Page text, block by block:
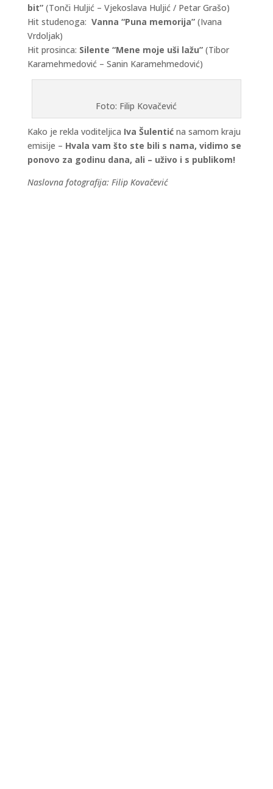
bit” (Tonči Huljić – Vjekoslava Huljić / Petar Grašo)
Hit studenoga: Vanna “Puna memorija” (Ivana
Vrdoljak)
Hit prosinca: Silente “Mene moje uši lažu” (Tibor
Karamehmedović – Sanin Karamehmedović)
Foto: Filip Kovačević
Kako je rekla voditeljica Iva Šulentić na samom kraju
emisije – Hvala vam što ste bili s nama, vidimo se
ponovo za godinu dana, ali – uživo i s publikom!
Naslovna fotografija: Filip Kovačević